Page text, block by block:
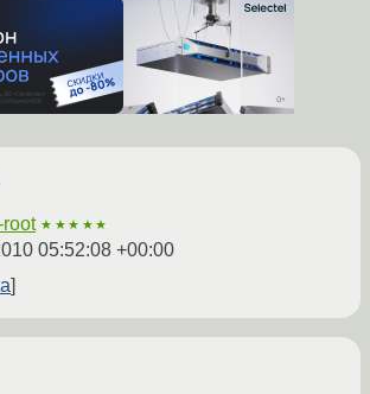
★★★★★
05:52:08 +00:00